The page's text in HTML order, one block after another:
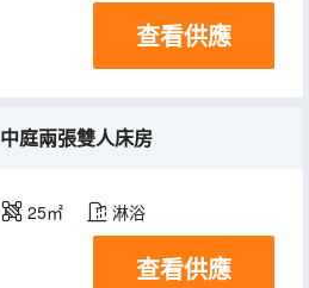
查看供應
中庭兩張雙人床房
25㎡ 淋浴
查看供應